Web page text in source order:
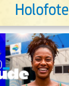
Holofote